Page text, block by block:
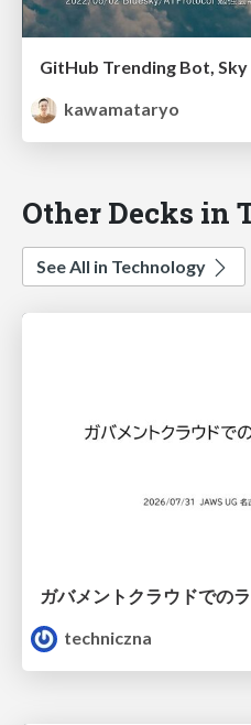
GitHub Trending Bot,
kawamataryo
Other Decks in
See All in Technology
ガバメントクラウドでの
techniczna